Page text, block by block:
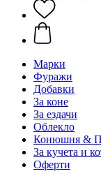
Марки
Фуражи
Добавки
За коне
За ездачи
Облекло
Конюшня &
За кучета и
Оферти